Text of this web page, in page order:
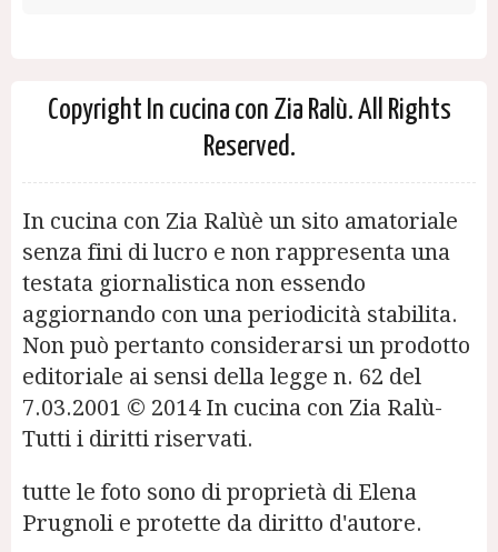
Copyright In cucina con Zia Ralù. All Rights
Reserved.
In cucina con Zia Ralùè un sito amatoriale
senza fini di lucro e non rappresenta una
testata giornalistica non essendo
aggiornando con una periodicità stabilita.
Non può pertanto considerarsi un prodotto
editoriale ai sensi della legge n. 62 del
7.03.2001 © 2014 In cucina con Zia Ralù-
Tutti i diritti riservati.
tutte le foto sono di proprietà di Elena
Prugnoli e protette da diritto d'autore.